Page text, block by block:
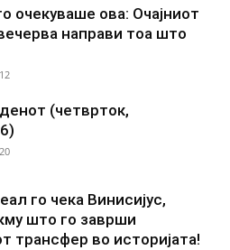
очекуваше ова: Очајниот
направи тоа што
(четврток,
го чека Винисијус,
што го заврши
трансфер во историјата!